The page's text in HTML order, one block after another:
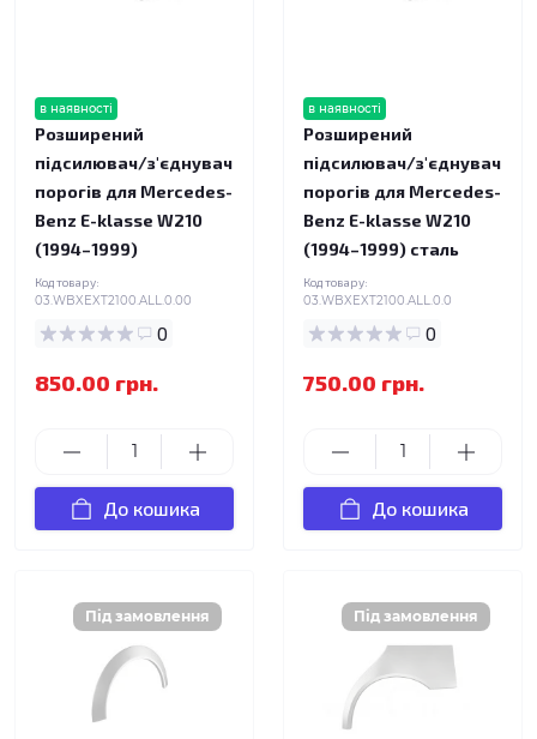
в наявності
Розширений
підсилювач/з'єднувач
порогів для Mercedes-
Benz E-klasse W210
(1994–1999)
Код товару:
03.WBXEXT2100.ALL.0.00
0
850.00 грн.
До кошика
в наявності
Розширений
підсилювач/з'єднувач
порогів для Mercedes-
Benz E-klasse W210
(1994–1999) сталь
Код товару:
03.WBXEXT2100.ALL.0.0
0
750.00 грн.
До кошика